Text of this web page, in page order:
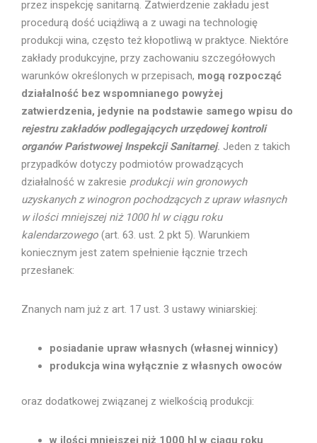
przez inspekcję sanitarną. Zatwierdzenie zakładu jest
procedurą dość uciążliwą a z uwagi na technologię
produkcji wina, często też kłopotliwą w praktyce. Niektóre
zakłady produkcyjne, przy zachowaniu szczegółowych
warunków określonych w przepisach, mogą rozpocząć
działalność bez wspomnianego powyżej
zatwierdzenia, jedynie na podstawie samego wpisu do
rejestru zakładów podlegających urzędowej kontroli
organów Państwowej Inspekcji Sanitarnej. Jeden z takich
przypadków dotyczy podmiotów prowadzących
działalność w zakresie produkcji win gronowych
uzyskanych z winogron pochodzących z upraw własnych
w ilości mniejszej niż 1000 hl w ciągu roku
kalendarzowego (art. 63. ust. 2 pkt 5). Warunkiem
koniecznym jest zatem spełnienie łącznie trzech
przesłanek:
Znanych nam już z art. 17 ust. 3 ustawy winiarskiej:
posiadanie upraw własnych (własnej winnicy)
produkcja wina wyłącznie z własnych owoców
oraz dodatkowej związanej z wielkością produkcji:
w ilości mniejszej niż 1000 hl w ciągu roku